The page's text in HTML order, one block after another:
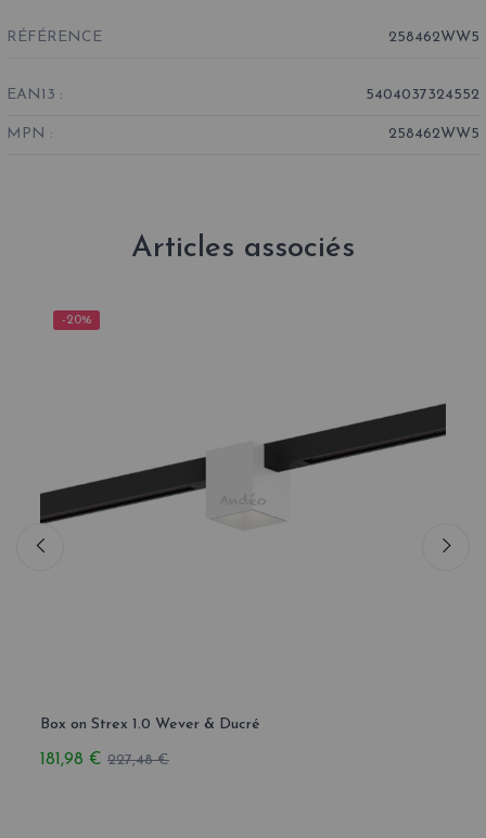
RÉFÉRENCE 258462WW5
EAN13 : 5404037324552
MPN : 258462WW5
Articles associés
-20%
Box on Strex 1.0 Wever & Ducré
181,98 € 227,48 €